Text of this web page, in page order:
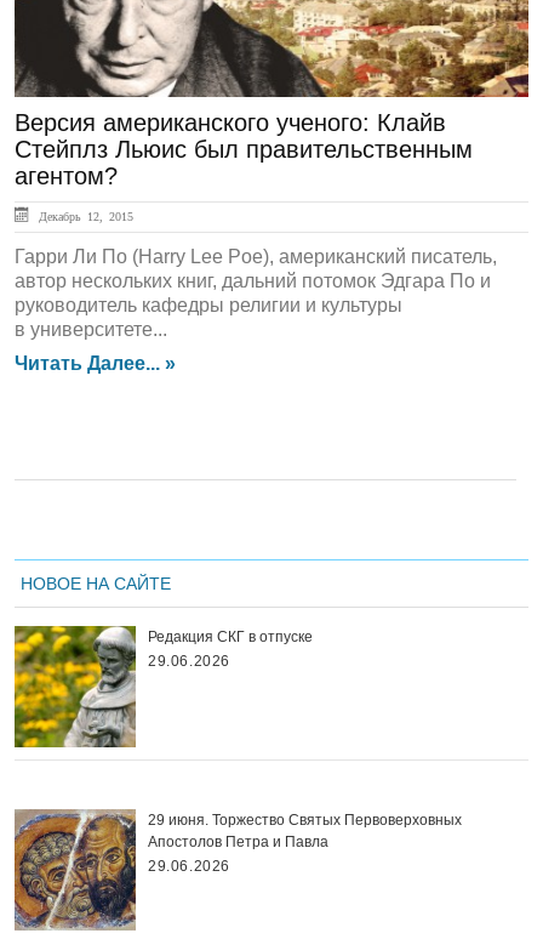
Версия американского ученого: Клайв
Стейплз Льюис был правительственным
агентом?
Декабрь 12, 2015
Гарри Ли По (Harry Lee Poe), американский писатель,
автор нескольких книг, дальний потомок Эдгара По и
руководитель кафедры религии и культуры
в университете...
Читать Далее... »
НОВОЕ НА САЙТЕ
Редакция СКГ в отпуске
29.06.2026
29 июня. Торжество Святых Первоверховных
Апостолов Петра и Павла
29.06.2026